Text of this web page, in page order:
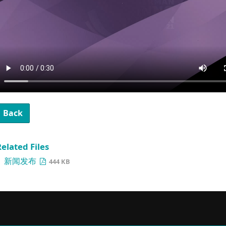
Back
Files
新闻发布 444 KB